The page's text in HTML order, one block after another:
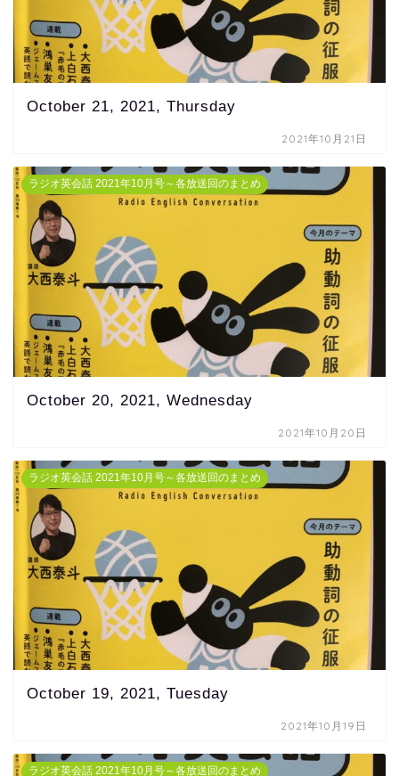
October 21, 2021, Thursday
2021年10月21日
ラジオ英会話 2021年10月号～各放送回のまとめ
October 20, 2021, Wednesday
2021年10月20日
ラジオ英会話 2021年10月号～各放送回のまとめ
October 19, 2021, Tuesday
2021年10月19日
ラジオ英会話 2021年10月号～各放送回のまとめ